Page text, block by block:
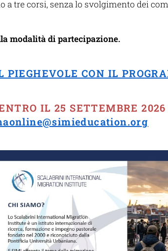
a tre corsi, senza lo svolgimento dei
modalità di partecipazione.
PIEGHEVOLE CON IL
IL 25 SETTEMBRE